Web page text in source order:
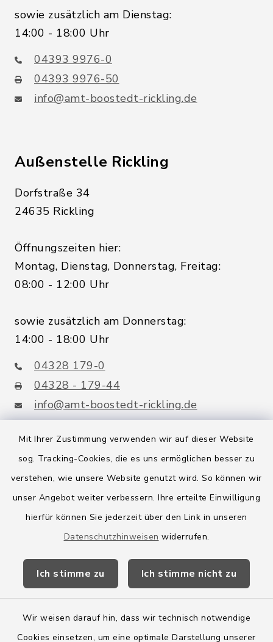
Mit Ihrer Zustimmung verwenden wir auf dieser Website
sog. Tracking-Cookies, die es uns ermöglichen besser zu
verstehen, wie unsere Website genutzt wird. So können wir
unser Angebot weiter verbessern. Ihre erteilte Einwilligung
hierfür können Sie jederzeit über den Link in unseren
Datenschutzhinweisen widerrufen.
Ich stimme zu Ich stimme nicht zu
Wir weisen darauf hin, dass wir technisch notwendige
Cookies einsetzen, um eine optimale Darstellung unserer
sowie zusätzlich am Dienstag:
14:00 - 18:00 Uhr
04393 9976-0
04393 9976-50
info@amt-boostedt-rickling.de
Außenstelle Rickling
Dorfstraße 34
24635 Rickling
Öffnungszeiten hier:
Montag, Dienstag, Donnerstag, Freitag:
08:00 - 12:00 Uhr
sowie zusätzlich am Donnerstag:
14:00 - 18:00 Uhr
04328 179-0
04328 - 179-44
info@amt-boostedt-rickling.de
Quicklinks
Amt Boostedt-Rickling
Amtsbroschüre
Wege-Zweckverband